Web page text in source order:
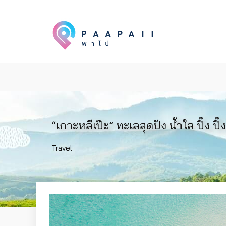
“เกาะหลีเป๊ะ” ทะเลสุดปัง น้ำใส ปิ๊ง ปิ๊ง
Travel